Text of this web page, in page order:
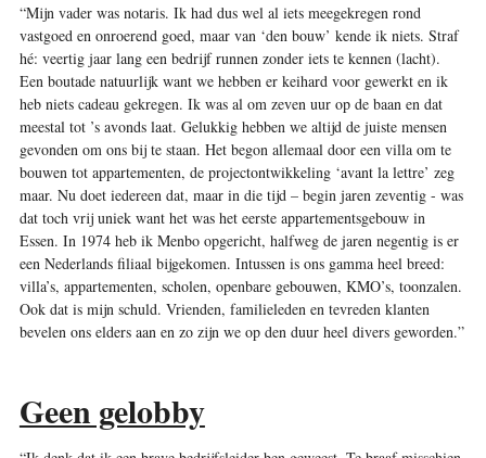
“Mijn vader was notaris. Ik had dus wel al iets meegekregen rond
vastgoed en onroerend goed, maar van ‘den bouw’ kende ik niets. Straf
hé: veertig jaar lang een bedrijf runnen zonder iets te kennen (lacht).
Een boutade natuurlijk want we hebben er keihard voor gewerkt en ik
heb niets cadeau gekregen. Ik was al om zeven uur op de baan en dat
meestal tot ’s avonds laat. Gelukkig hebben we altijd de juiste mensen
gevonden om ons bij te staan. Het begon allemaal door een villa om te
bouwen tot appartementen, de projectontwikkeling ‘avant la lettre’ zeg
maar. Nu doet iedereen dat, maar in die tijd – begin jaren zeventig - was
dat toch vrij uniek want het was het eerste appartementsgebouw in
Essen. In 1974 heb ik Menbo opgericht, halfweg de jaren negentig is er
een Nederlands filiaal bijgekomen. Intussen is ons gamma heel breed:
villa’s, appartementen, scholen, openbare gebouwen, KMO’s, toonzalen.
Ook dat is mijn schuld. Vrienden, familieleden en tevreden klanten
bevelen ons elders aan en zo zijn we op den duur heel divers geworden.”
Geen gelobby